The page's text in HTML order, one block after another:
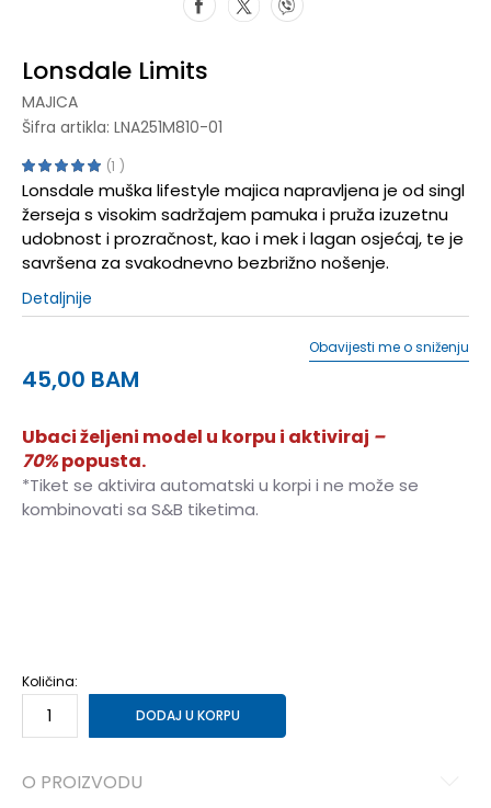
Lonsdale Limits
MAJICA
Šifra artikla: LNA251M810-01
1
Lonsdale muška lifestyle majica napravljena je od singl
žerseja s visokim sadržajem pamuka i pruža izuzetnu
udobnost i prozračnost, kao i mek i lagan osjećaj, te je
savršena za svakodnevno bezbrižno nošenje.
Detaljnije
45,00 BAM
Obavijesti me o sniženju
Ubaci željeni model u korpu i aktiviraj –
70%popusta.
*Tiket se aktivira automatski u korpi i ne može se
kombinovati sa S&B tiketima.
Količina:
DODAJ U KORPU
O PROIZVODU